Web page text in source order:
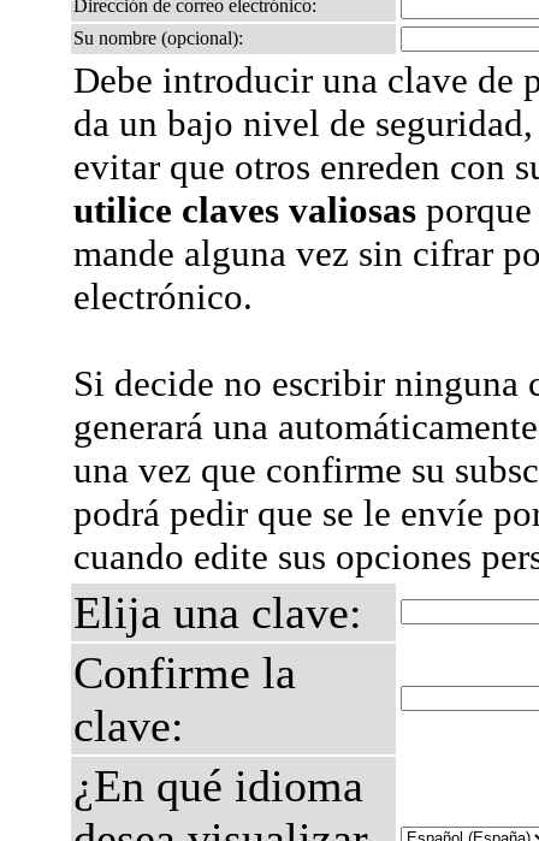
Dirección de correo electrónico:
Su nombre (opcional):
Debe introducir una clave de
da un bajo nivel de
evitar que otros enreden con
utilice claves valiosas
mande alguna vez sin cifrar
electrónico.
Si decide no escribir ninguna
generará una
una vez que confirme su
podrá pedir que se le envíe
cuando edite sus opciones
Elija una clave:
Confirme la
clave:
¿En qué idioma